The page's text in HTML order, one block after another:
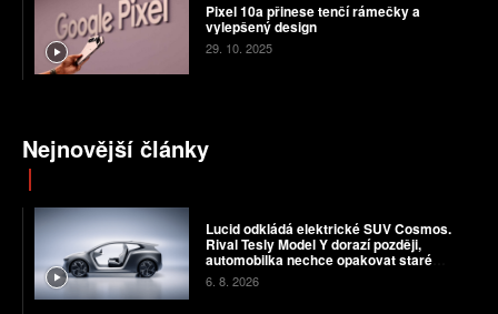
Pixel 10a přinese tenčí rámečky a
vylepšený design
29. 10. 2025
Nejnovější články
Lucid odkládá elektrické SUV Cosmos.
Rival Tesly Model Y dorazí později,
automobilka nechce opakovat staré
chyby
6. 8. 2026